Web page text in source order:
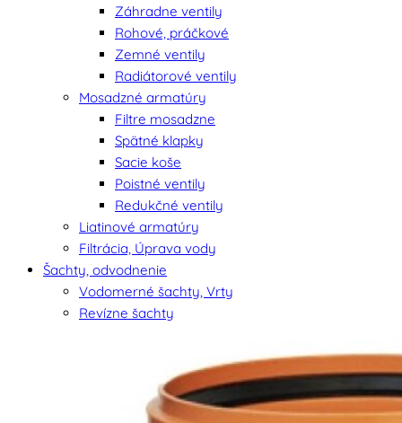
Záhradne ventily
Rohové, práčkové
Zemné ventily
Radiátorové ventily
Mosadzné armatúry
Filtre mosadzne
Spätné klapky
Sacie koše
Poistné ventily
Redukčné ventily
Liatinové armatúry
Filtrácia, Úprava vody
Šachty, odvodnenie
Vodomerné šachty, Vrty
Revízne šachty